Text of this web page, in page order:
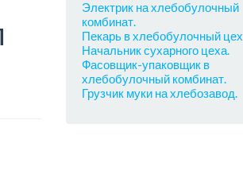
Электрик на хлебобулочный
комбинат.
Пекарь в хлебобулочный цех
Начальник сухарного цеха.
Фасовщик-упаковщик в
хлебобулочный комбинат.
Грузчик муки на хлебозавод.